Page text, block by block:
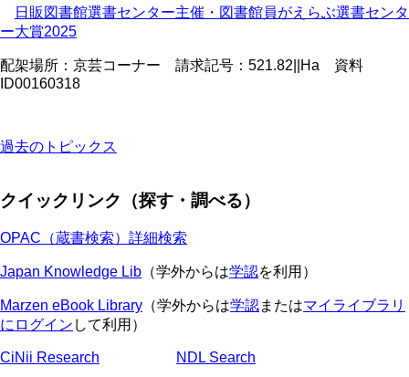
日販図書館選書センター主催・図書館員がえらぶ選書センタ
ー大賞2025
配架場所：京芸コーナー 請求記号： 521.82||Ha 資料
ID00160318
過去のトピックス
クイックリンク（探す・調べる）
OPAC（蔵書検索）詳細検索
Japan Knowledge Lib （学外からは学認を利用）
Marzen eBook Library （学外からは学認またはマイライブラリ
にログイン して利用）
CiNii Research NDL Search